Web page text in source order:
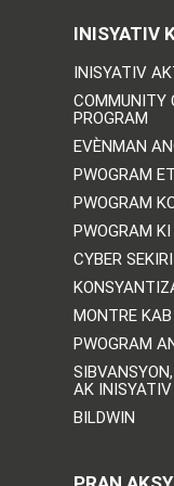
INISYATIV
INISYATIV
COMMUNITY
PROGRAM
EVÈNMAN
PWOGRAM
PWOGRAM
PWOGRAM
CYBER
MONTRE KAB
PWOGRAM
AK INISYATIV
BILDWIN